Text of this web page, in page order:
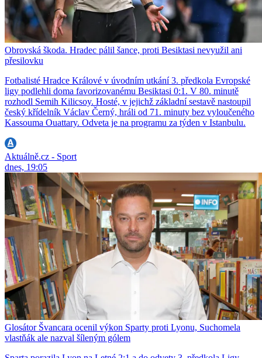
Obrovská škoda. Hradec pálil šance, proti Besiktasi nevyužil ani
přesilovku
Fotbalisté Hradce Králové v úvodním utkání 3. předkola Evropské
ligy podlehli doma favorizovanému Besiktasi 0:1. V 80. minutě
rozhodl Semih Kilicsoy. Hosté, v jejichž základní sestavě nastoupil
český křídelník Václav Černý, hráli od 71. minuty bez vyloučeného
Kassouma Ouattary. Odveta je na programu za týden v Istanbulu.
Aktuálně.cz - Sport
dnes, 19:05
Glosátor Švancara ocenil výkon Sparty proti Lyonu, Suchomela
vlastňák ale nazval šíleným gólem